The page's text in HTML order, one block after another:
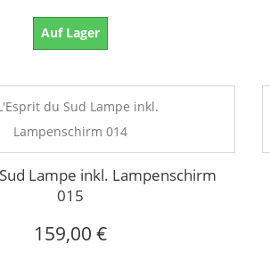
Auf Lager
Lampe inkl. Lampenschirm
015
159,00 €